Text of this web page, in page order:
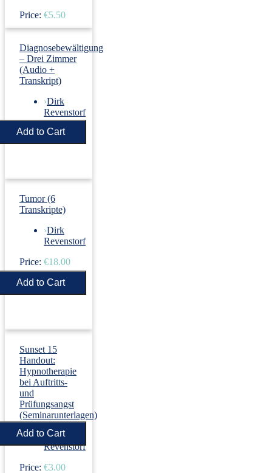
Price: €5.50
Diagnosebewältigung
– Drei Zimmer
(Audio +
Transkript)
›Dirk
Revenstorf
Price: €5.50
Tumor (6
Transkripte)
›Dirk
Revenstorf
Price: €18.00
Sunset 15
Handout:
Hypnotherapie
bei Auftritts-
und
Prüfungsangst
(Seminarunterlagen)
› Dirk
Revenstorf
Price: €3.00